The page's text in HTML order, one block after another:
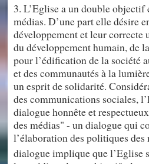
3. L’Eglise a un double objectif
médias. D’une part elle désire
développement et leur
du développement humain, de
pour l’édification de la société
et des communautés à la
un esprit de solidarité.
des communications sociales,
dialogue honnête et
des médias" - un dialogue qui
l’élaboration des politiques des
dialogue implique que l’Eglise